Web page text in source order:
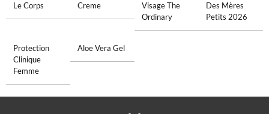
Le Corps
Creme
Visage The
Ordinary
Des Mères
Petits 2026
Protection
Clinique
Femme
Aloe Vera Gel